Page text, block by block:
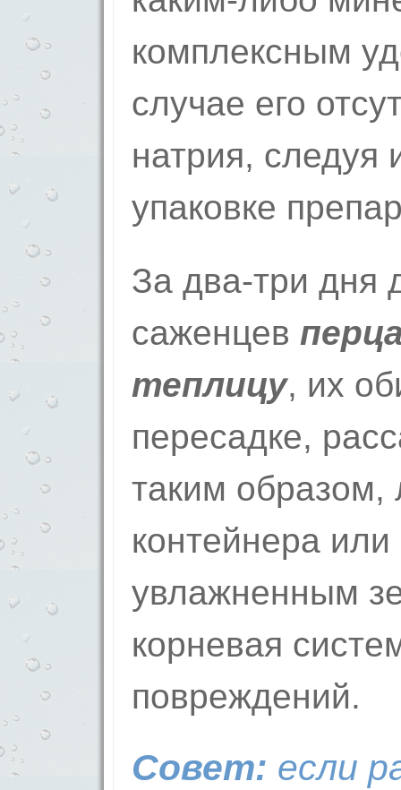
комплексным
случае его
натрия, следуя
упаковке
За два-три дня
саженцев
теплицу, их
пересадке,
таким образом,
контейнера
увлажненным
корневая
повреждений.
Совет: если